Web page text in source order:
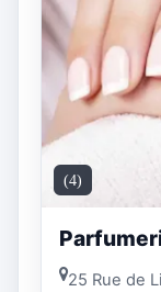
(4)
25 Rue de